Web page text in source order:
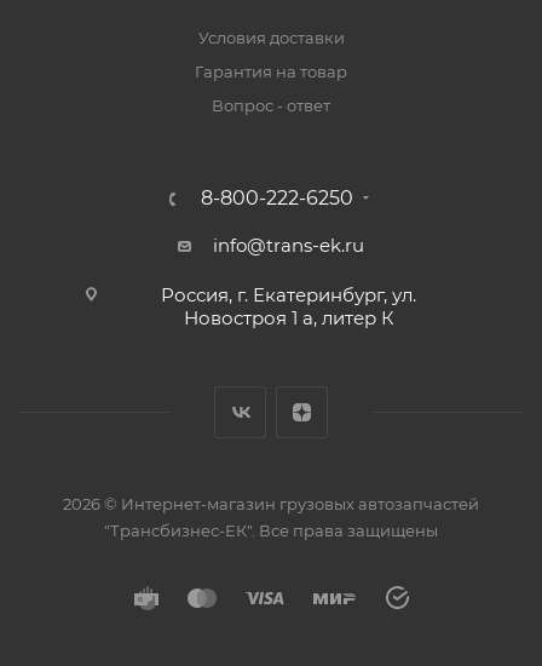
Условия доставки
Гарантия на товар
Вопрос - ответ
8-800-222-6250
info@trans-ek.ru
Россия, г. Екатеринбург, ул.
Новостроя 1 а, литер К
2026 © Интернет-магазин грузовых автозапчастей
"Трансбизнес-ЕК" . Все права защищены